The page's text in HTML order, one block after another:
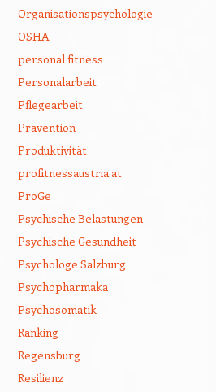
Organisationspsychologie
OSHA
personal fitness
Personalarbeit
Pflegearbeit
Prävention
Produktivität
profitnessaustria.at
ProGe
Psychische Belastungen
Psychische Gesundheit
Psychologe Salzburg
Psychopharmaka
Psychosomatik
Ranking
Regensburg
Resilienz